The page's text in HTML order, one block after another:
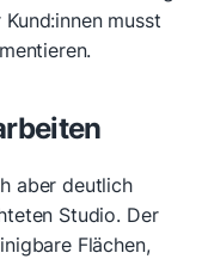
musst
aber deutlich
Studio. Der
Flächen,